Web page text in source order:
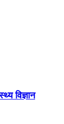
विज्ञान